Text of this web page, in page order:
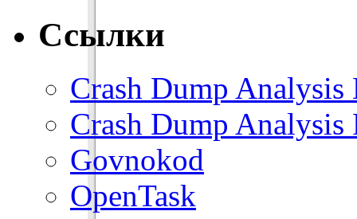
Ссылки
Crash Dump Analysis
Crash Dump Analysis
Govnokod
OpenTask